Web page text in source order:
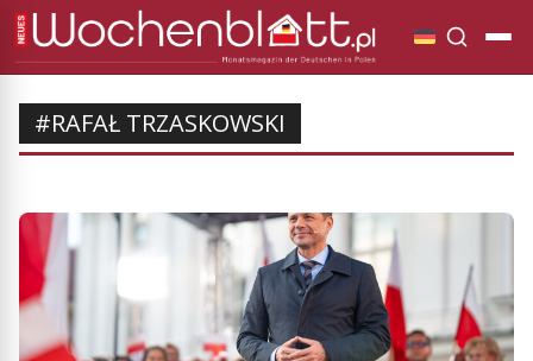
#RAFAŁ TRZASKOWSKI